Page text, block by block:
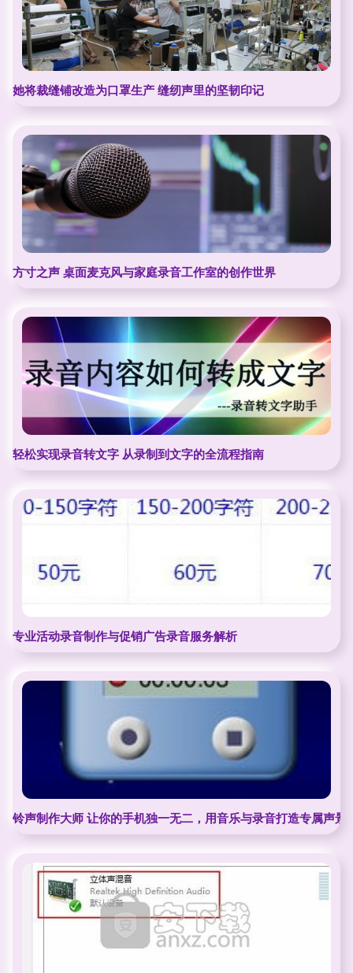
她将裁缝铺改造为口罩生产 缝纫声里的坚韧印记
方寸之声 桌面麦克风与家庭录音工作室的创作世界
轻松实现录音转文字 从录制到文字的全流程指南
专业活动录音制作与促销广告录音服务解析
铃声制作大师 让你的手机独一无二，用音乐与录音打造专属声景